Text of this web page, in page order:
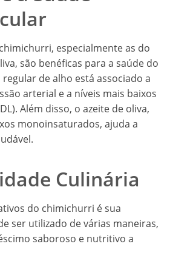
especialmente as do
são benéficas para a saúde do
de alho está associado a
arterial e a níveis mais baixos
Além disso, o azeite de oliva,
monoinsaturados, ajuda a
Culinária
do chimichurri é sua
ser utilizado de várias maneiras,
saboroso e nutritivo a